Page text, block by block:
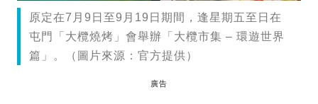
原定在7月9日至9月19日期間，逢星期五至日在
屯門「大欖燒烤」會舉辦「大欖市集 – 環遊世界
篇」。（圖片來源：官方提供）
廣告